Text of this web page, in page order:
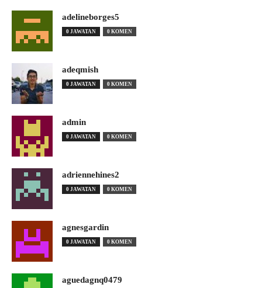
adelineborges5
0 JAWATAN 0 KOMEN
adeqmish
0 JAWATAN 0 KOMEN
admin
0 JAWATAN 0 KOMEN
adriennehines2
0 JAWATAN 0 KOMEN
agnesgardin
0 JAWATAN 0 KOMEN
aguedagnq0479